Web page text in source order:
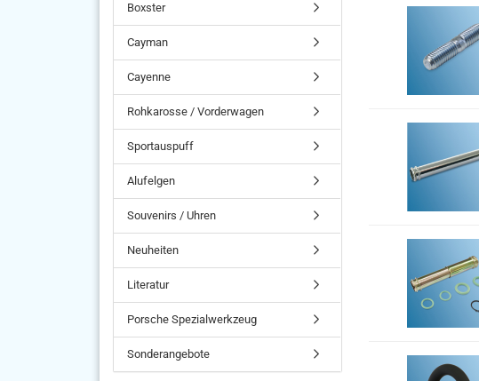
Boxster
Cayman
Cayenne
Rohkarosse / Vorderwagen
Sportauspuff
Alufelgen
Souvenirs / Uhren
Neuheiten
Literatur
Porsche Spezialwerkzeug
Sonderangebote